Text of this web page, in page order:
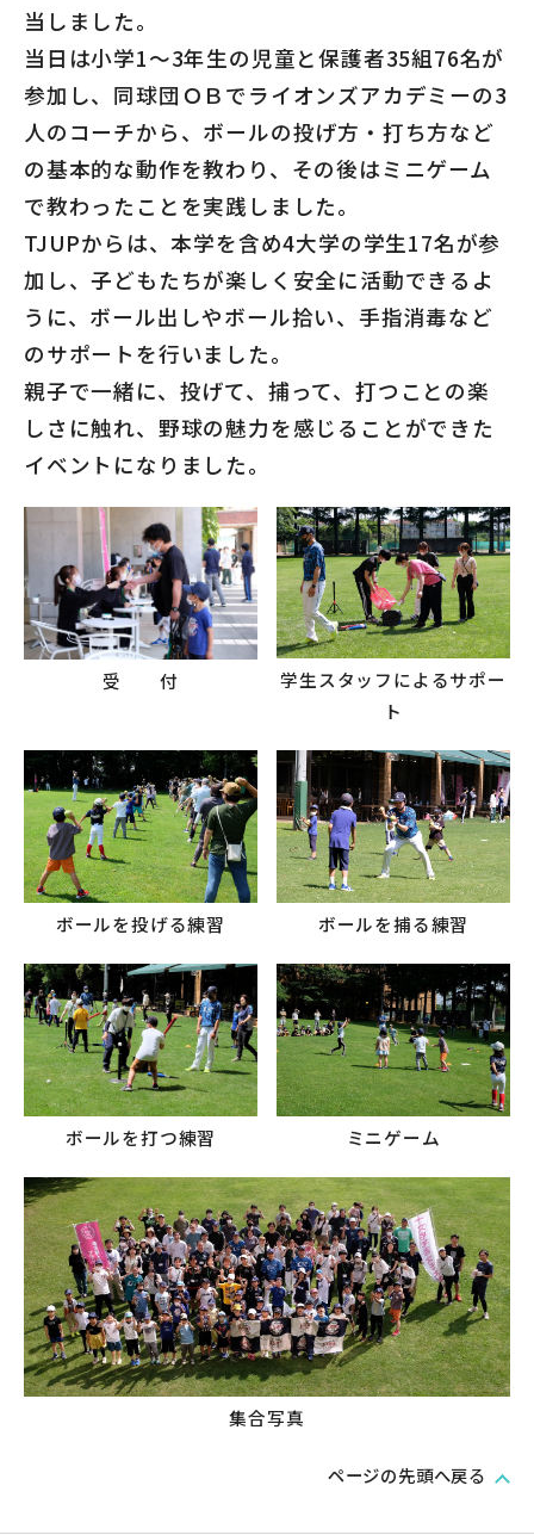
当しました。
当日は小学1～3年生の児童と保護者35組76名が
参加し、同球団ＯＢでライオンズアカデミーの3
人のコーチから、ボールの投げ方・打ち方など
の基本的な動作を教わり、その後はミニゲーム
で教わったことを実践しました。
TJUPからは、本学を含め4大学の学生17名が参
加し、子どもたちが楽しく安全に活動できるよ
うに、ボール出しやボール拾い、手指消毒など
のサポートを行いました。
親子で一緒に、投げて、捕って、打つことの楽
しさに触れ、野球の魅力を感じることができた
イベントになりました。
受 付
学生スタッフによるサポー
ト
ボールを投げる練習 ボールを捕る練習
ボールを打つ練習 ミニゲーム
集合写真
ページの先頭へ戻る